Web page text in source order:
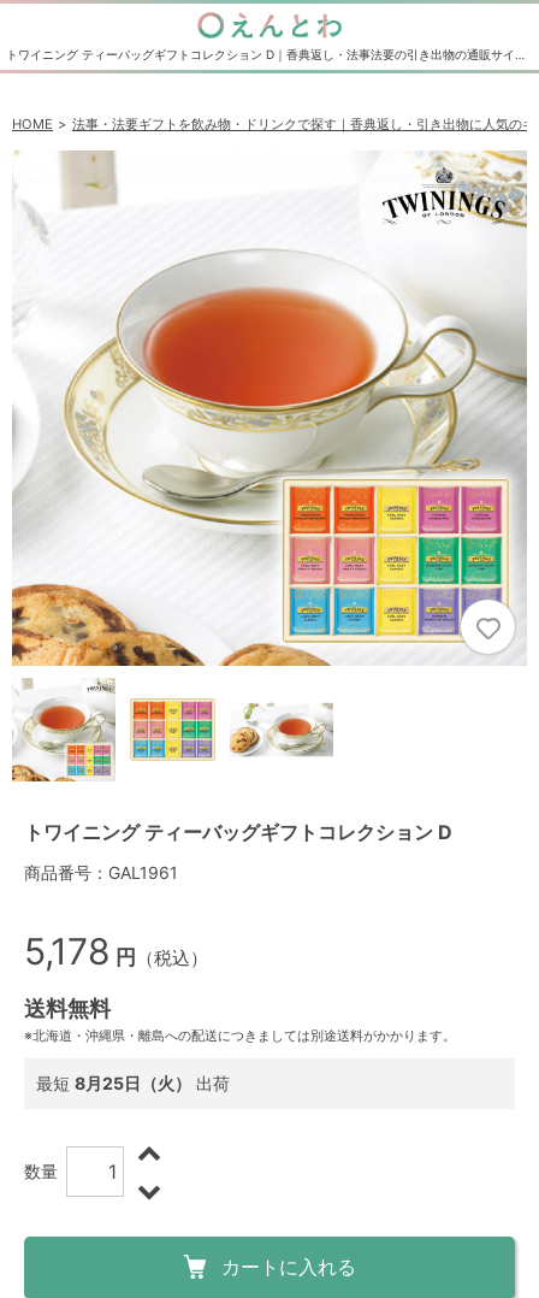
HOME 法事・法要ギフトを飲み物・ドリンクで探す｜香典返し・引き出物に人気のギ
トワイニング ティーバッグギフトコレクション D
商品番号：GAL1961
5,178 円 （税込）
送料無料
※北海道・沖縄県・離島への配送につきましては別途送料がかかります。
最短 8月25日（火） 出荷
数量
カートに入れる